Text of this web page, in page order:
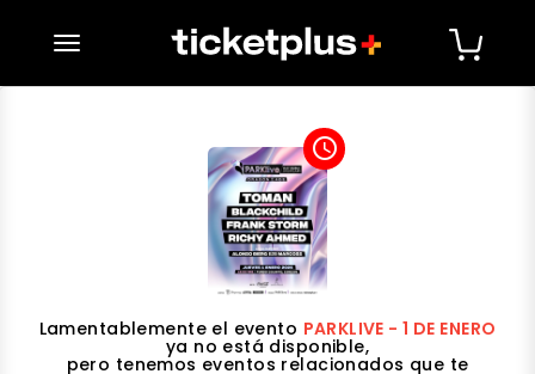
desplegar navegación
access_time
Lamentablemente el evento PARKLIVE - 1 DE ENERO
ya no está disponible,
pero tenemos eventos relacionados que te